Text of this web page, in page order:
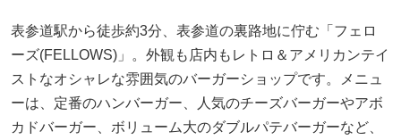
表参道駅から徒歩約3分、表参道の裏路地に佇む「フェロ
ーズ(FELLOWS)」。外観も店内もレトロ＆アメリカンテイ
ストなオシャレな雰囲気のバーガーショップです。メニュ
ーは、定番のハンバーガー、人気のチーズバーガーやアボ
カドバーガー、ボリューム大のダブルパテバーガーなど、